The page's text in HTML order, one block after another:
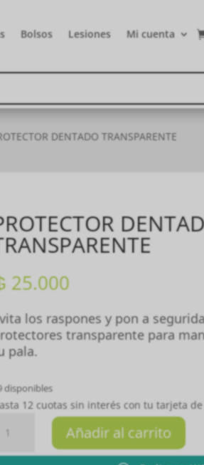
Bolsos Lesiones Mi cuenta
DENTADO TRANSPARENTE
25.000
los raspones y pon a
transparente para
pala.
disponibles
12 cuotas sin interés con tu tarjeta
Añadir al carrito